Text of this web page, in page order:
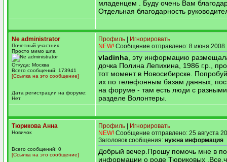
младенцем . Буду очень Вам
Отдельная благодарность
Ne administrator
Почетный участник
Просто мимо шла
Откуда: Москва
Всего сообщений: 173941
[Ссылка на это сообщение]
Дата регистрации на форуме:
Нет
Профиль
Игнорировать
NEW! Сообщение отправлено: 8 июня 2008
vladinha , эту информацию
дочка Полина Лепихина, 1986 г.р.,
тот момент в Новосибирске.
их по телефонным базам данных,
на форуме - там есть люди с
разделе Волонтеры.
Тюрикова Анна
Новичок
Всего сообщений: 0
[Ссылка на это сообщение]
Профиль
Игнорировать
NEW! Сообщение отправлено: 25 августа
Заголовок сообщения: нужна информация
Добрый вечер.Прошу помочь мне в
информации о роде Тюриковых